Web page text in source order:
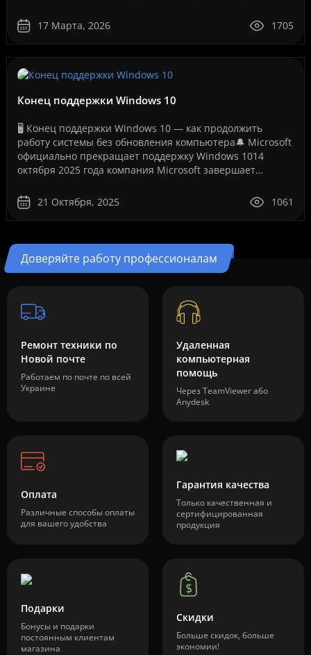
ошибке лицензии.Эт..
17 Марта, 2026 1705
Конец поддержки Windows 10
🖥️ Конец поддержки Windows 10 — как продолжить
работу системы без обновления компьютера🔔 Microsoft
официально прекращает поддержку Windows 1014
октября 2025 года компания Microsoft завершает
10. Это ..21 Октября, 2025 1061
Доверяйте работу профессионалам
Ремонт техники по
Новой почте
Работаем по почте по всей
Украине
Удаленная
компьютерная
помощь
Через TeamViewer або
Anydesk
Оплата
Различные способы оплаты
для вашего удобства
Гарантия качества
Только качественная и
сертифицированная
продукция
Подарки
Бонусы и подарки
постоянным клиентам
магазина
Скидки
Больше скидок, больше
экономии!